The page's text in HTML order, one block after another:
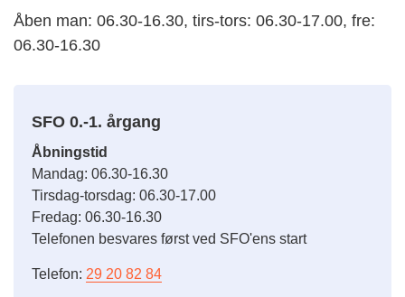
Åben man: 06.30-16.30, tirs-tors: 06.30-17.00, fre:
06.30-16.30
SFO 0.-1. årgang
Åbningstid
Mandag: 06.30-16.30
Tirsdag-torsdag: 06.30-17.00
Fredag: 06.30-16.30
Telefonen besvares først ved SFO'ens start
Telefon: 29 20 82 84